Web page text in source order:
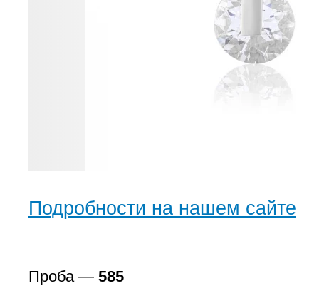
Подробности на нашем сайте
Проба — 585